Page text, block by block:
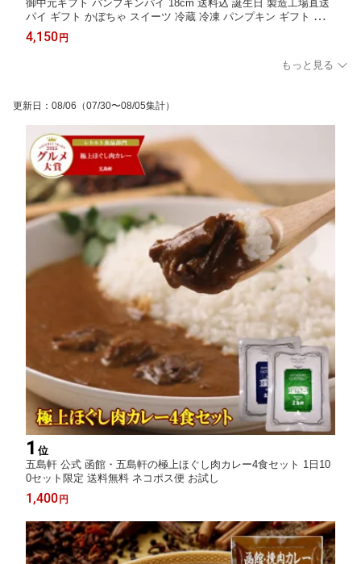
御中元ギフト パンプキンパイ 18cm 送料込 誕生日 製造工場直送
パイ ギフト かぼちゃ スイーツ 冷蔵 冷凍 パンプキン ギフト お返
し バレンタイン 五島軒 公式
4,150 円
もっと見る
更新日 ： 08/06 （07/30〜08/05集計）
1 位
五島軒 公式 函館・五島軒の極上ほぐし肉カレー4食セット 1日10
0セット限定 送料無料 ネコポス便 お試し
1,400 円